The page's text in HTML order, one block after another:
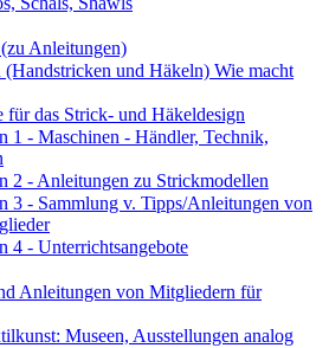
Anleitungen)
und Häkeln) Wie macht
das Strick- und Häkeldesign
- Maschinen - Händler, Technik,
2 - Anleitungen zu Strickmodellen
3 - Sammlung v. Tipps/Anleitungen von
- Unterrichtsangebote
Anleitungen von Mitgliedern für
Museen, Ausstellungen analog